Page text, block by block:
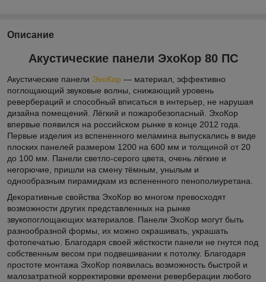
Описание
Акустические панели ЭхоКор 80 ПС
Акустические панели ЭхоКор ― материал, эффективно
поглощающий звуковые волны, снижающий уровень
ревербераций и способный вписаться в интерьер, не нарушая
дизайна помещений. Лёгкий и пожаробезопасный. ЭхоКор
впервые появился на российском рынке в конце 2012 года.
Первые изделия из вспененного меламина выпускались в виде
плоских панелей размером 1200 на 600 мм и толщиной от 20
до 100 мм. Панели светло-серого цвета, очень лёгкие и
негорючие, пришли на смену тёмным, унылым и
однообразным пирамидкам из вспененного пенополиуретана.
Декоративные свойства ЭхоКор во многом превосходят
возможности других представленных на рынке
звукопоглощающих материалов. Панели ЭхоКор могут быть
разнообразной формы, их можно окрашивать, украшать
фотопечатью. Благодаря своей жёсткости панели не гнутся под
собственным весом при подвешивании к потолку. Благодаря
простоте монтажа ЭхоКор появилась возможность быстрой и
малозатратной корректировки времени реверберации любого